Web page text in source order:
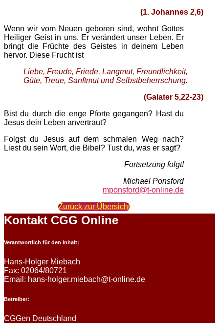
(1. Johannes 2,6)
Wenn wir vom Neuen geboren sind, wohnt Gottes
Heiliger Geist in uns. Er verändert unser Leben. Er
bringt die Früchte des Geistes in deinem Leben
hervor. Diese Frucht ist
Liebe, Freude, Friede, Langmut, Freundlichkeit,
Güte, Treue, Sanftmut und Selbstbeherrschung.
(Galater 5,22-23)
Bist du durch die enge Pforte gegangen? Hast du
Jesus dein Leben anvertraut?
Folgst du Jesus auf dem schmalen Weg nach?
Liest du sein Wort, die Bibel? Tust du, was er sagt?
Fortsetzung folgt!
Michael Ponsford
mponsford@t-online.de
Zurück zur Übersicht
Kontakt CGG Online
Verantwortlich für den Inhalt:
Hans-Holger Miebach
Fax: 02064/80721
Email: hans-holger.miebach@t-online.de
Betreiber:
CGGen Deutschland